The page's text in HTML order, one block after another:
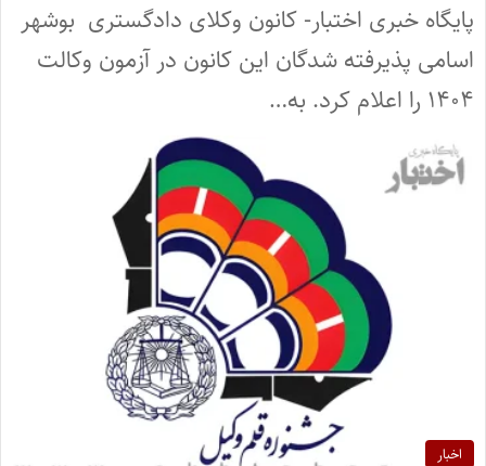
پایگاه خبری اختبار- کانون وکلای دادگستری بوشهر
اسامی پذیرفته شدگان این کانون در آزمون وکالت
۱۴۰۴ را اعلام کرد. به…
اخبار